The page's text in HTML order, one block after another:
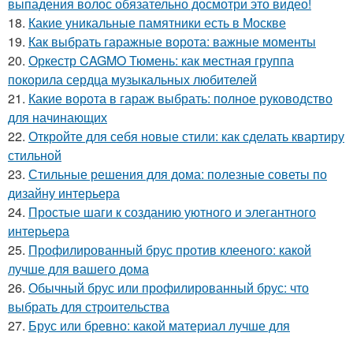
18. Какие уникальные памятники есть в Москве
19. Как выбрать гаражные ворота: важные моменты
20. Оркестр CAGMO Тюмень: как местная группа
покорила сердца музыкальных любителей
21. Какие ворота в гараж выбрать: полное руководство
для начинающих
22. Откройте для себя новые стили: как сделать квартиру
стильной
23. Стильные решения для дома: полезные советы по
дизайну интерьера
24. Простые шаги к созданию уютного и элегантного
интерьера
25. Профилированный брус против клееного: какой
лучше для вашего дома
26. Обычный брус или профилированный брус: что
выбрать для строительства
27. Брус или бревно: какой материал лучше для